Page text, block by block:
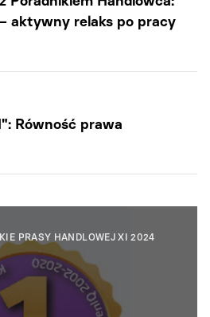
aktywny relaks po pracy
Równość prawa
PRASY HANDLOWEJ XI 2024